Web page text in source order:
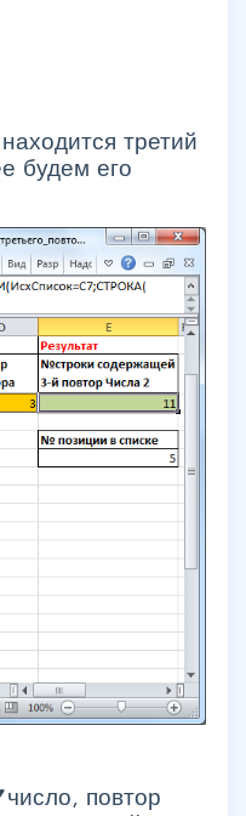
третий
будем его
число, повтор